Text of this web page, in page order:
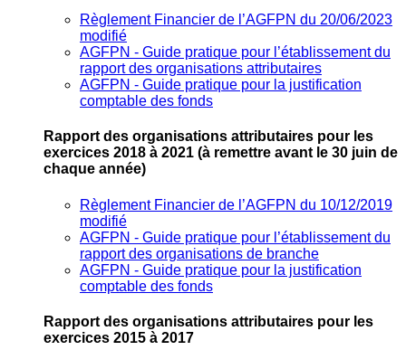
Règlement Financier de l’AGFPN du 20/06/2023
modifié
AGFPN ‐ Guide pratique pour l’établissement du
rapport des organisations attributaires
AGFPN ‐ Guide pratique pour la justification
comptable des fonds
Rapport des organisations attributaires pour les
exercices 2018 à 2021 (à remettre avant le 30 juin de
chaque année)
Règlement Financier de l’AGFPN du 10/12/2019
modifié
AGFPN ‐ Guide pratique pour l’établissement du
rapport des organisations de branche
AGFPN ‐ Guide pratique pour la justification
comptable des fonds
Rapport des organisations attributaires pour les
exercices 2015 à 2017